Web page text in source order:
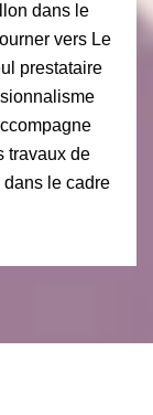
dans le
vers Le
prestataire
travaux de
le cadre